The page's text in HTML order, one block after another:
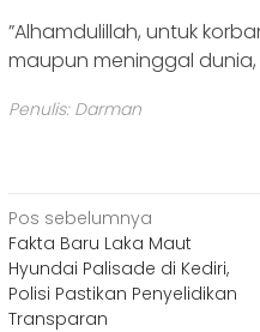
‎”Alhamdulillah, untuk
maupun meninggal dunia,
Penulis: Darman
Navigasi
pos
Pos sebelumnya
Fakta Baru Laka Maut
Hyundai Palisade di Kediri,
Polisi Pastikan Penyelidikan
Transparan